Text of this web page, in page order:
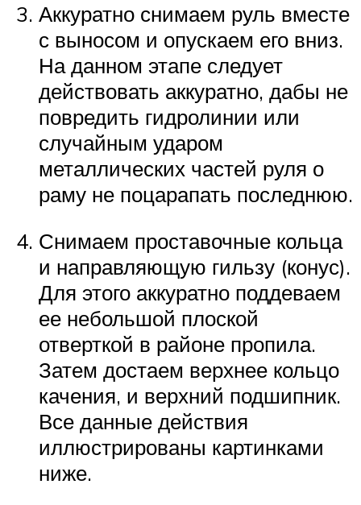
Аккуратно снимаем руль вместе
с выносом и опускаем его вниз.
На данном этапе следует
действовать аккуратно, дабы не
повредить гидролинии или
случайным ударом
металлических частей руля о
раму не поцарапать последнюю.
Снимаем проставочные кольца
и направляющую гильзу (конус).
Для этого аккуратно поддеваем
ее небольшой плоской
отверткой в районе пропила.
Затем достаем верхнее кольцо
качения, и верхний подшипник.
Все данные действия
иллюстрированы картинками
ниже.